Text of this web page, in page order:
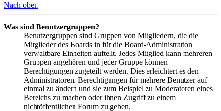
Nach oben
Was sind Benutzergruppen?
Benutzergruppen sind Gruppen von Mitgliedern, die die
Mitglieder des Boards in für die Board-Administration
verwaltbare Einheiten aufteilt. Jedes Mitglied kann mehreren
Gruppen angehören und jeder Gruppe können
Berechtigungen zugeteilt werden. Dies erleichtert es den
Administratoren, Berechtigungen für mehrere Benutzer auf
einmal zu ändern und sie zum Beispiel zu Moderatoren eines
Bereichs zu machen oder ihnen Zugriff zu einem
nichtöffentlichen Forum zu geben.